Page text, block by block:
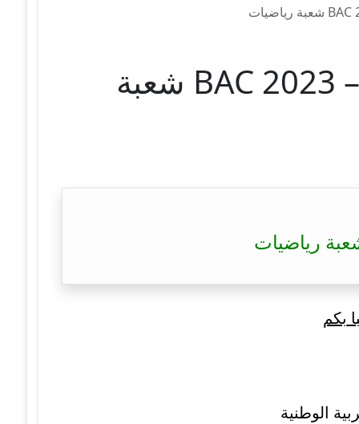
تصحيح موضوع العلوم الإسلامية بكالوريا 2023 – BAC 2023 شعبة
بكم
الوطنية